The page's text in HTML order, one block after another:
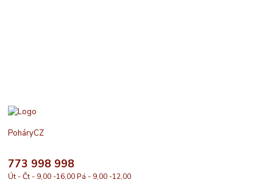
PoháryCZ
773 998 998
Út - Čt - 9,00 -16,00 Pá - 9,00 -12,00